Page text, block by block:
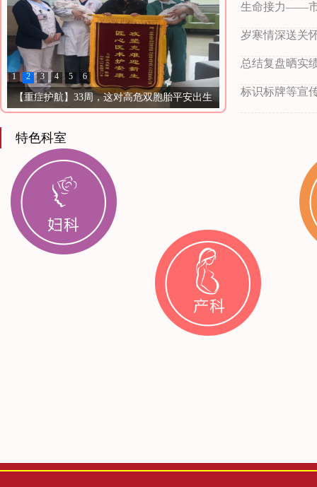
【重症护航】33周，这对高危双胞胎平安出生
1 2 3 4 5 6
生命接力——市
岁寒情深送关
总结复盘晒实
标识标牌等宣
特色科室